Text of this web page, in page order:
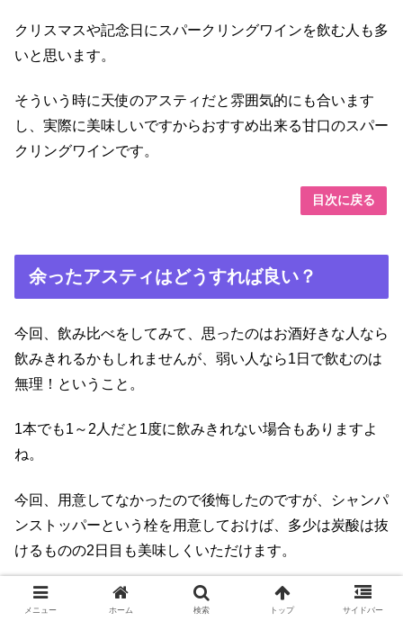
クリスマスや記念日にスパークリングワインを飲む人も多
いと思います。
そういう時に天使のアスティだと雰囲気的にも合います
し、実際に美味しいですからおすすめ出来る甘口のスパー
クリングワインです。
目次に戻る
余ったアスティはどうすれば良い？
今回、飲み比べをしてみて、思ったのはお酒好きな人なら
飲みきれるかもしれませんが、弱い人なら1日で飲むのは
無理！ということ。
1本でも1～2人だと1度に飲みきれない場合もありますよ
ね。
今回、用意してなかったので後悔したのですが、シャンパ
ンストッパーという栓を用意しておけば、多少は炭酸は抜
けるものの2日目も美味しくいただけます。
前持っていたんだけど、引越しの時に無くしたようで見つ
メニュー ホーム 検索 トップ サイドバー